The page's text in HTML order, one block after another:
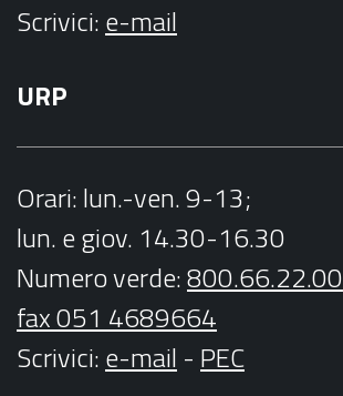
Scrivici:e-mail
URP
Orari: lun.-ven. 9-13;
lun. e giov. 14.30-16.30
Numero verde:800.66.22.00
fax 051 4689664
Scrivici:e-mail - PEC